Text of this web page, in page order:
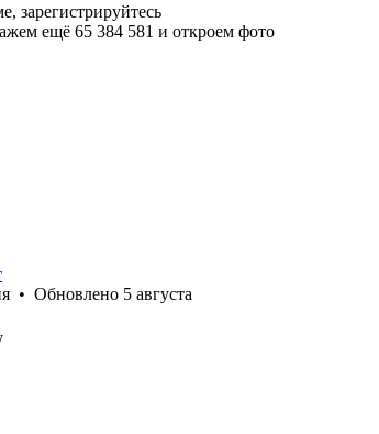
зарегистрируйтесь
ещё 65 384 581 и откроем фото
• Обновлено 5 августа